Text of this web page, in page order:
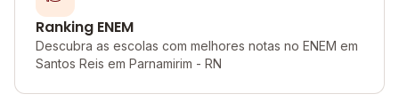
Ranking ENEM
Descubra as escolas com melhores notas no ENEM em
Santos Reis em Parnamirim - RN